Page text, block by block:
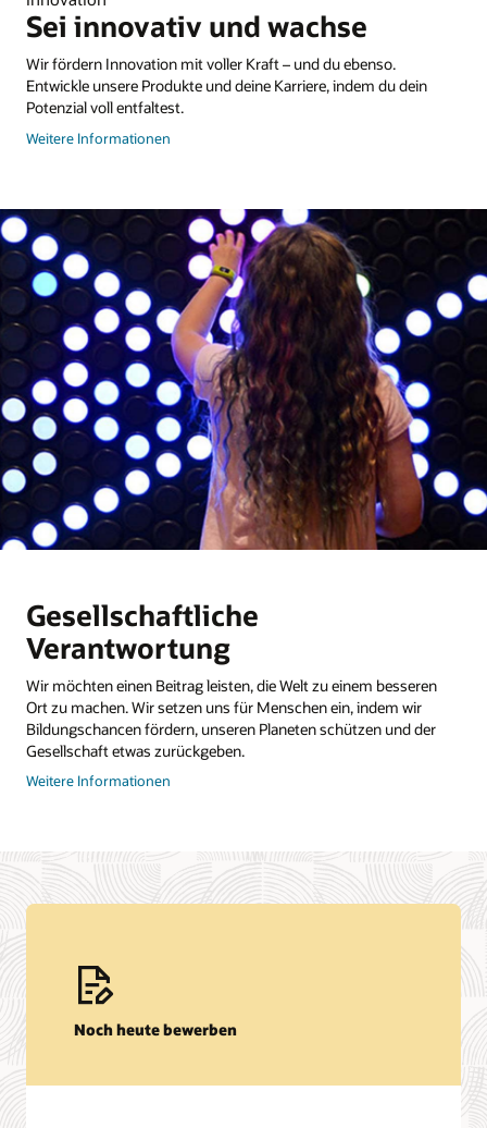
Sei innovativ und wachse
Wir fördern Innovation mit voller Kraft – und du ebenso.
Entwickle unsere Produkte und deine Karriere, indem du dein
Potenzial voll entfaltest.
Weitere Informationen
Arbeit
Gesellschaftliche
Verantwortung
Wir möchten einen Beitrag leisten, die Welt zu einem besseren
Ort zu machen. Wir setzen uns für Menschen ein, indem wir
Bildungschancen fördern, unseren Planeten schützen und der
Gesellschaft etwas zurückgeben.
Weitere Informationen
Noch heute bewerben